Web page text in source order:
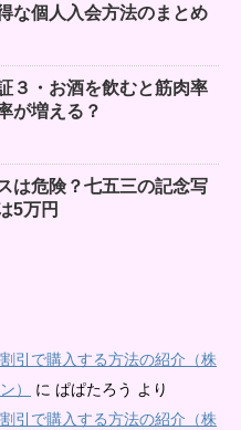
な個人入会方法のまとめ
３・お酒を飲むと筋肉率
が増える？
は危険？七五三の記念写
5万円
引で購入する方法の紹介（株
）
に ぱぱたろう より
引で購入する方法の紹介（株